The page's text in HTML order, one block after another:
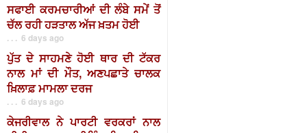
ਸਫਾਈ ਕਰਮਚਾਰੀਆਂ ਦੀ ਲੰਬੇ ਸਮੇਂ ਤੋਂ
ਚੱਲ ਰਹੀ ਹੜਤਾਲ ਅੱਜ ਖ਼ਤਮ ਹੋਈ
. . . 6 days ago
ਪੁੱਤ ਦੇ ਸਾਹਮਣੇ ਹੋਈ ਥਾਰ ਦੀ ਟੱਕਰ
ਨਾਲ ਮਾਂ ਦੀ ਮੌਤ, ਅਣਪਛਾਤੇ ਚਾਲਕ
ਖ਼ਿਲਾਫ਼ ਮਾਮਲਾ ਦਰਜ
. . . 6 days ago
ਕੇਜਰੀਵਾਲ ਨੇ ਪਾਰਟੀ ਵਰਕਰਾਂ ਨਾਲ